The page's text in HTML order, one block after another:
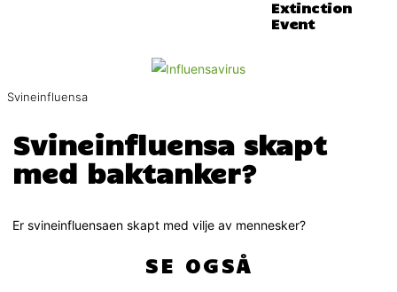
Extinction
Event
Svineinfluensa
Svineinfluensa skapt
med baktanker?
Er svineinfluensaen skapt med vilje av mennesker?
SE OGSÅ